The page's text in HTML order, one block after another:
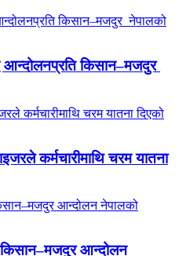
आन्दोलनप्रति किसान–मजदुर
कर्मचारीमाथि चरम यातना
किसान–मजदुर आन्दोलन